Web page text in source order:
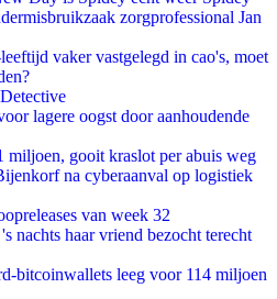
zorgprofessional Jan
vaker vastgelegd in cao's, moet
lagere oogst door aanhoudende
miljoen, gooit kraslot per abuis weg
na cyberaanval op logistiek
van week 32
nachts haar vriend bezocht terecht
bitcoinwallets leeg voor 114 miljoen